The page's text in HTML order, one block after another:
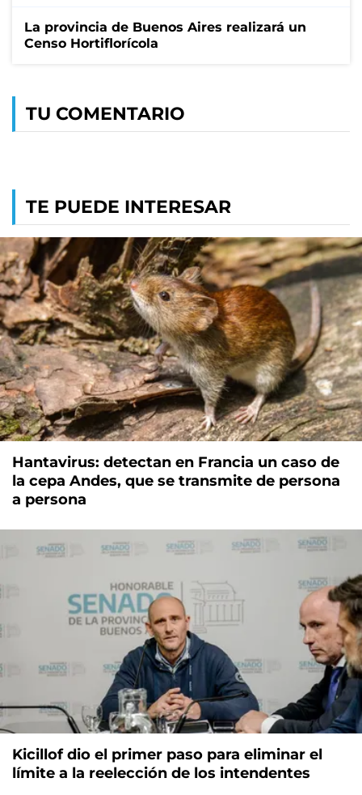
La provincia de Buenos Aires realizará un
Censo Hortiflorícola
TU COMENTARIO
TE PUEDE INTERESAR
Hantavirus: detectan en Francia un caso de
la cepa Andes, que se transmite de persona
a persona
Kicillof dio el primer paso para eliminar el
límite a la reelección de los intendentes